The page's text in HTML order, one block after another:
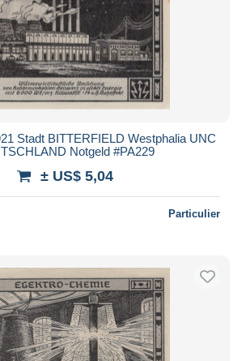
Stadt BITTERFIELD Westphalia UNC
Notgeld #PA229
± US$ 5,04
Particulier